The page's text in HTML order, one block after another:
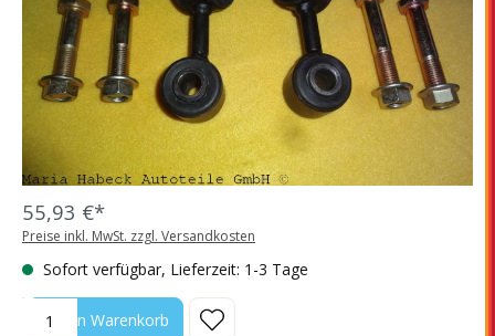
55,93 €*
Preise inkl. MwSt. zzgl. Versandkosten
Sofort verfügbar, Lieferzeit: 1-3 Tage
Produkt Anzahl: Gib den gewünschten Wert ein oder benutze die
In den Warenkorb